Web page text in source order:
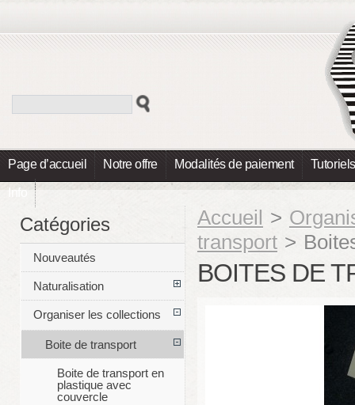
Page d’accueil Notre offre Modalités de paiement Tutoriels
Info
Accueil >
transport >
BOITES DE
Catégories
Nouveautés
Naturalisation
Organiser les collections
Boite de transport
Boite de transport en
plastique avec
couvercle